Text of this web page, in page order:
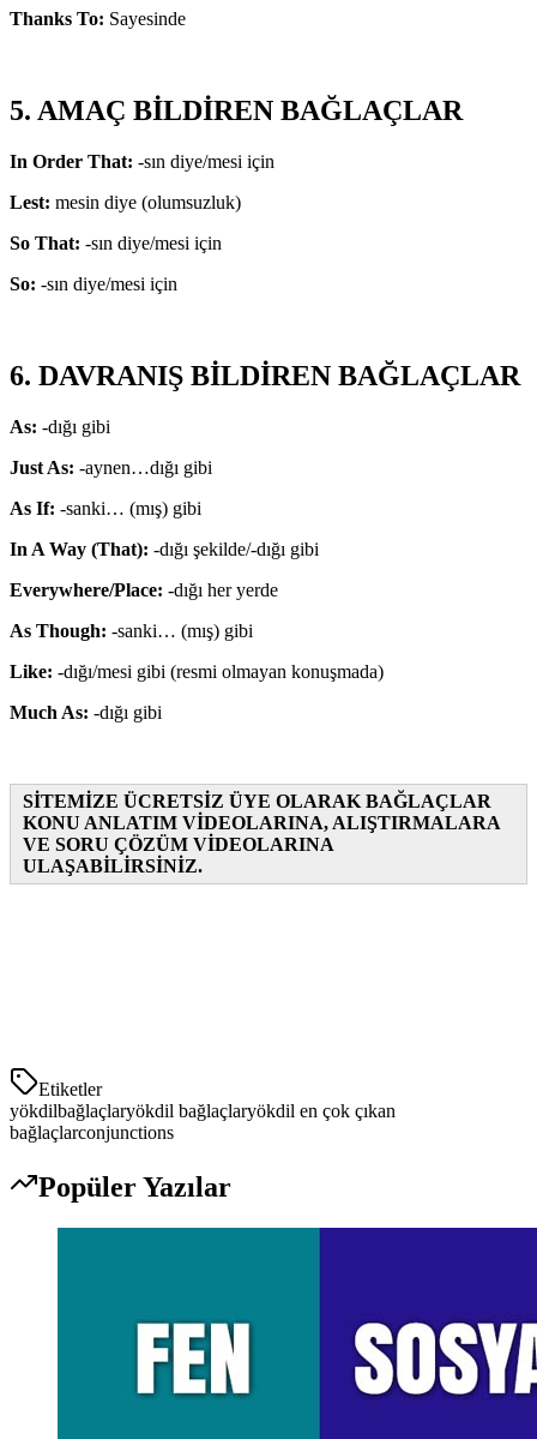
Thanks To: Sayesinde
5. AMAÇ BİLDİREN BAĞLAÇLAR
In Order That: -sın diye/mesi için
Lest: mesin diye (olumsuzluk)
So That: -sın diye/mesi için
So: -sın diye/mesi için
6. DAVRANIŞ BİLDİREN BAĞLAÇLAR
As: -dığı gibi
Just As: -aynen…dığı gibi
As If: -sanki… (mış) gibi
In A Way (That): -dığı şekilde/-dığı gibi
Everywhere/Place: -dığı her yerde
As Though: -sanki… (mış) gibi
Like: -dığı/mesi gibi (resmi olmayan konuşmada)
Much As: -dığı gibi
SİTEMİZE ÜCRETSİZ ÜYE OLARAK BAĞLAÇLAR
KONU ANLATIM VİDEOLARINA, ALIŞTIRMALARA
VE SORU ÇÖZÜM VİDEOLARINA
ULAŞABİLİRSİNİZ.
Etiketler
yökdilbağlaçlaryökdil bağlaçlaryökdil en çok çıkan
bağlaçlarconjunctions
Popüler Yazılar